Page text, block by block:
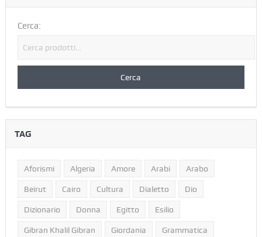
Cerca:
TAG
Aforismi Algeria Amore Arabi Arabo
Beirut Cairo Cultura Dialetto Dio
Dizionario Donna Egitto Esilio
Gibran Khalil Gibran Giordania Grammatica